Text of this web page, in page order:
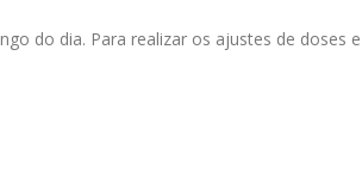
do dia. Para realizar os ajustes de doses